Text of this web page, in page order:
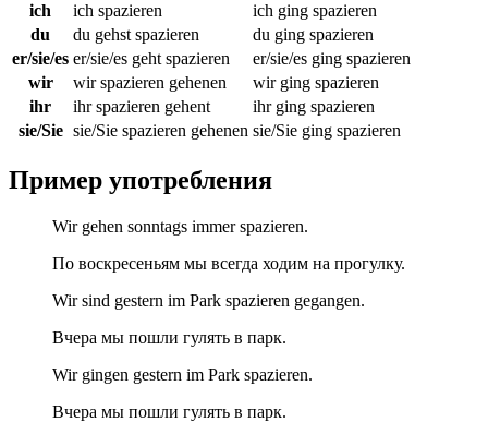
ich
ich spazieren
ich ging spazieren
du
du gehst spazieren
du ging spazieren
er/sie/es er/sie/es geht spazieren
er/sie/es ging spazieren
wir
wir spazieren gehenen
wir ging spazieren
ihr
ihr spazieren gehent
ihr ging spazieren
sie/Sie sie/Sie spazieren gehenen sie/Sie ging spazieren
Пример употребления
Wir gehen sonntags immer spazieren.
По воскресеньям мы всегда ходим на прогулку.
Wir sind gestern im Park spazieren gegangen.
Вчера мы пошли гулять в парк.
Wir gingen gestern im Park spazieren.
Вчера мы пошли гулять в парк.